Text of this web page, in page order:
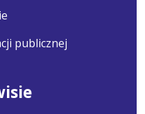
publicznej